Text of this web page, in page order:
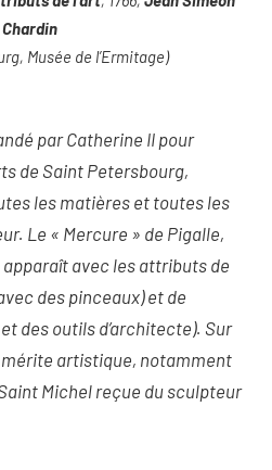
Chardin
Musée de l’Ermitage)
par Catherine II pour
de Saint Petersbourg,
les matières et toutes les
Le « Mercure » de Pigalle,
avec les attributs de
des pinceaux) et de
des outils d’architecte). Sur
artistique, notamment
Michel reçue du sculpteur